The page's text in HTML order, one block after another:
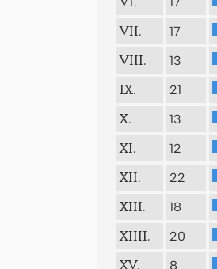
VII. 17
VIII. 13
IX. 21
X. 13
XI. 12
XII. 22
XIII. 18
XIIII. 20
XV. 8